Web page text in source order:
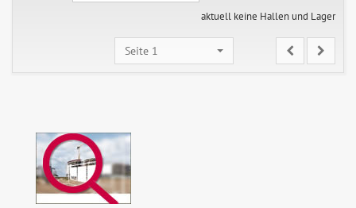
aktuell keine Hallen und Lager
Seite 1